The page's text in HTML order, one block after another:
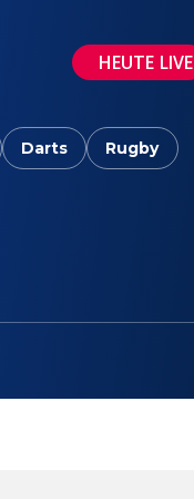
HEUTE LIVE
Darts Rugby